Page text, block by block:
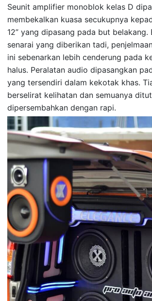
Seunit amplifier monoblok kelas D
membekalkan kuasa secukupnya
12” yang dipasang pada but belakang.
senarai yang diberikan tadi,
ini sebenarkan lebih cenderung pada
halus. Peralatan audio dipasangkan
yang tersendiri dalam kekotak khas.
berselirat kelihatan dan semuanya
dipersembahkan dengan rapi.